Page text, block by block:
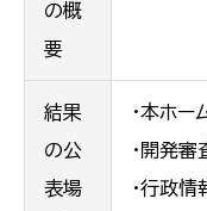
の概
要
結果
の公
表場
・本ホー
・開発審
・行政情